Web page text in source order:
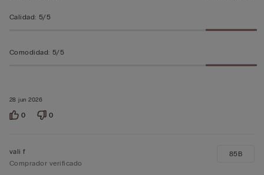
28 jun 2026
Calidad: 5/5
Comodidad: 5/5
0 0
vali f
Comprador verificado
85B